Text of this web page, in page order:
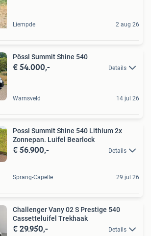
Liempde 2 aug 26
Pössl Summit Shine 540
€ 54.000,- Details
Warnsveld 14 jul 26
Possl Summit Shine 540 Lithium 2x
Zonnepan. Luifel Bearlock
€ 56.900,- Details
Sprang-Capelle 29 jul 26
Challenger Vany 02 S Prestige 540
Cassetteluifel Trekhaak
€ 29.950,- Details